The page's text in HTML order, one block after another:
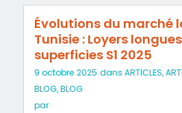
Évolutions du marché
Tunisie : Loyers
superficies S1 2025
9 octobre 2025 dans ARTICLES,
BLOG,BLOG
par